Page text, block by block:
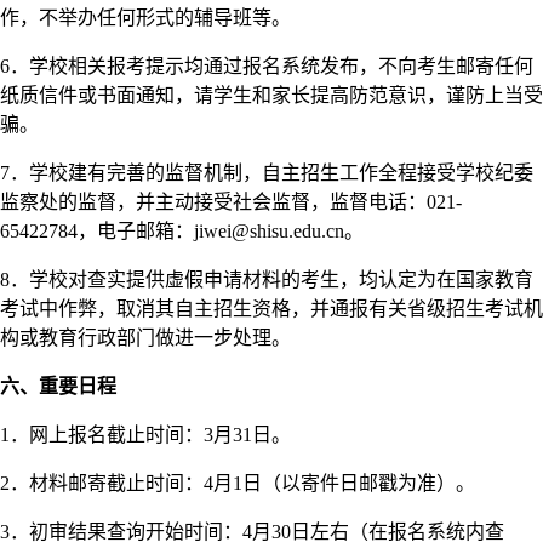
作，不举办任何形式的辅导班等。
6．学校相关报考提示均通过报名系统发布，不向考生邮寄任何
纸质信件或书面通知，请学生和家长提高防范意识，谨防上当受
骗。
7．学校建有完善的监督机制，自主招生工作全程接受学校纪委
监察处的监督，并主动接受社会监督，监督电话：021-
65422784，电子邮箱：jiwei@shisu.edu.cn。
8．学校对查实提供虚假申请材料的考生，均认定为在国家教育
考试中作弊，取消其自主招生资格，并通报有关省级招生考试机
构或教育行政部门做进一步处理。
六、重要日程
1．网上报名截止时间：3月31日。
2．材料邮寄截止时间：4月1日（以寄件日邮戳为准）。
3．初审结果查询开始时间：4月30日左右（在报名系统内查